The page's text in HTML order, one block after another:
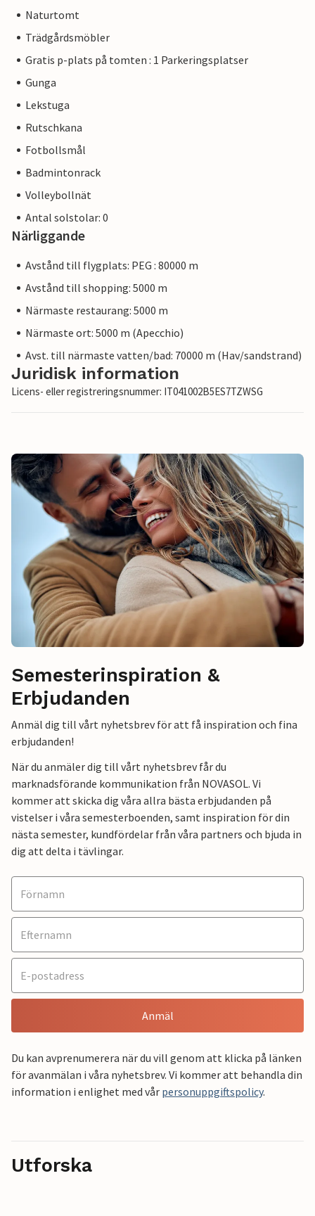
Naturtomt
Trädgårdsmöbler
Gratis p-plats på tomten : 1 Parkeringsplatser
Gunga
Lekstuga
Rutschkana
Fotbollsmål
Badmintonrack
Volleybollnät
Antal solstolar: 0
Närliggande
Avstånd till flygplats: PEG : 80000 m
Avstånd till shopping: 5000 m
Närmaste restaurang: 5000 m
Närmaste ort: 5000 m (Apecchio)
Avst. till närmaste vatten/bad: 70000 m (Hav/sandstrand)
Juridisk information
Licens- eller registreringsnummer: IT041002B5ES7TZWSG
Semesterinspiration &
Erbjudanden
Anmäl dig till vårt nyhetsbrev för att få inspiration och fina
erbjudanden!
När du anmäler dig till vårt nyhetsbrev får du
marknadsförande kommunikation från NOVASOL. Vi
kommer att skicka dig våra allra bästa erbjudanden på
vistelser i våra semesterboenden, samt inspiration för din
nästa semester, kundfördelar från våra partners och bjuda in
dig att delta i tävlingar.
Anmäl
Du kan avprenumerera när du vill genom att klicka på länken
för avanmälan i våra nyhetsbrev. Vi kommer att behandla din
information i enlighet med vår personuppgiftspolicy.
Utforska